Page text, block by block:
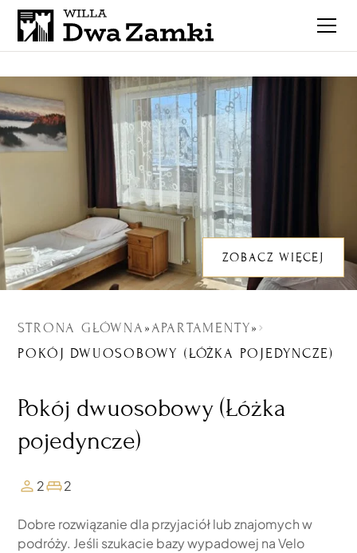
ZOBACZ WIĘCEJ
STRONA GŁÓWNA »APARTAMENTY»
POKÓJ DWUOSOBOWY (ŁÓŻKA POJEDYNCZE)
Pokój dwuosobowy (Łóżka
pojedyncze)
2 2
Dobre rozwiązanie dla przyjaciół lub znajomych w
podróży. Jeśli szukacie bazy wypadowej na Velo